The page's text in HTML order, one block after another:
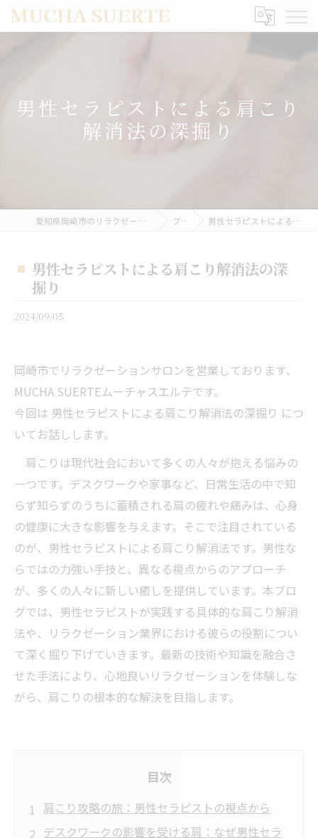
男性セラピストによる肩こり
解消法の深掘り
愛知県岡崎市のリラクゼーションならMUCHA SUERTE ブログ 男性セラピストによる肩こり解消法の深掘り
男性セラピストによる肩こり解消法の深
掘り
2024/09/05
岡崎市でリラクゼーションサロンを営業しております、
MUCHA SUERTEムーチャスエルテです。
今回は 男性セラピストによる肩こり解消法の深掘り につ
いてお話しします。
肩こりは現代社会において多くの人々が抱える悩みの
一つです。デスクワークや家事など、日常生活の中で知
らず知らずのうちに蓄積される肩の疲れや痛みは、心身
の健康に大きな影響を与えます。そこで注目されている
のが、男性セラピストによる肩こり解消法です。男性な
らではの力強い手技と、異なる視点からのアプローチ
が、多くの人々に新しい癒しを提供しています。本ブロ
グでは、男性セラピストが実践する具体的な肩こり解消
法や、リラクゼーション業界における彼らの役割につい
て深く掘り下げていきます。最新の技術や知識を融合さ
せた手法により、心地良いリラクゼーションを体験しな
がら、肩こりの根本的な解決を目指します。
目次
肩こり攻略の旅：男性セラピストの視点から
デスクワークの影響を受ける肩：なぜ男性セラ